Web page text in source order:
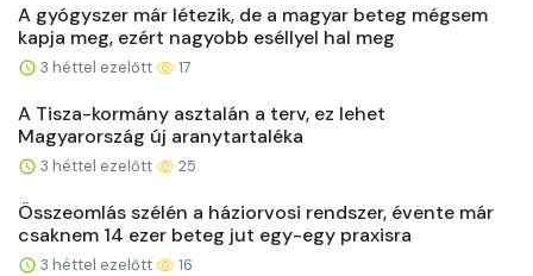
A gyógyszer már létezik, de a magyar beteg mégsem
kapja meg, ezért nagyobb eséllyel hal meg
3 héttel ezelőtt 17
A Tisza-kormány asztalán a terv, ez lehet
Magyarország új aranytartaléka
3 héttel ezelőtt 25
Összeomlás szélén a háziorvosi rendszer, évente már
csaknem 14 ezer beteg jut egy-egy praxisra
3 héttel ezelőtt 16